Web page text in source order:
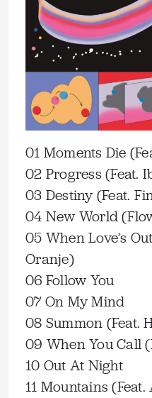
01 Moments Die
02 Progress (Feat.
03 Destiny (Feat.
04 New World
05 When Love’s
Oranje)
06 Follow You
07 On My Mind
08 Summon (Feat.
09 When You Call
10 Out At Night
11 Mountains